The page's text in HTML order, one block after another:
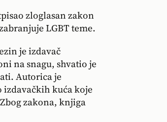
zloglasan zakon
LGBT teme.
je izdavač
na snagu, shvatio je
Autorica je
izdavačkih kuća koje
zakona, knjiga